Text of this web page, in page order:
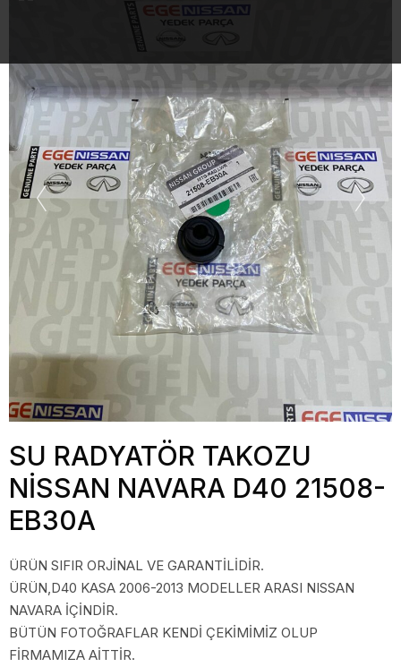
SU RADYATÖR TAKOZU
NİSSAN NAVARA D40 21508-
EB30A
ÜRÜN SIFIR ORJİNAL VE GARANTİLİDİR.
ÜRÜN,D40 KASA 2006-2013 MODELLER ARASI NISSAN
NAVARA İÇİNDİR.
BÜTÜN FOTOĞRAFLAR KENDİ ÇEKİMİMİZ OLUP
FİRMAMIZA AİTTİR.